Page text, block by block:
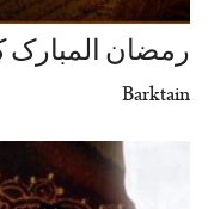
Barktain